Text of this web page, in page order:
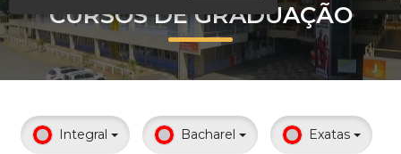
Reingresso
Prouni
Desconto de pontualidade
CURSOS DE GRADUAÇÃO
Integral Bacharel Exatas